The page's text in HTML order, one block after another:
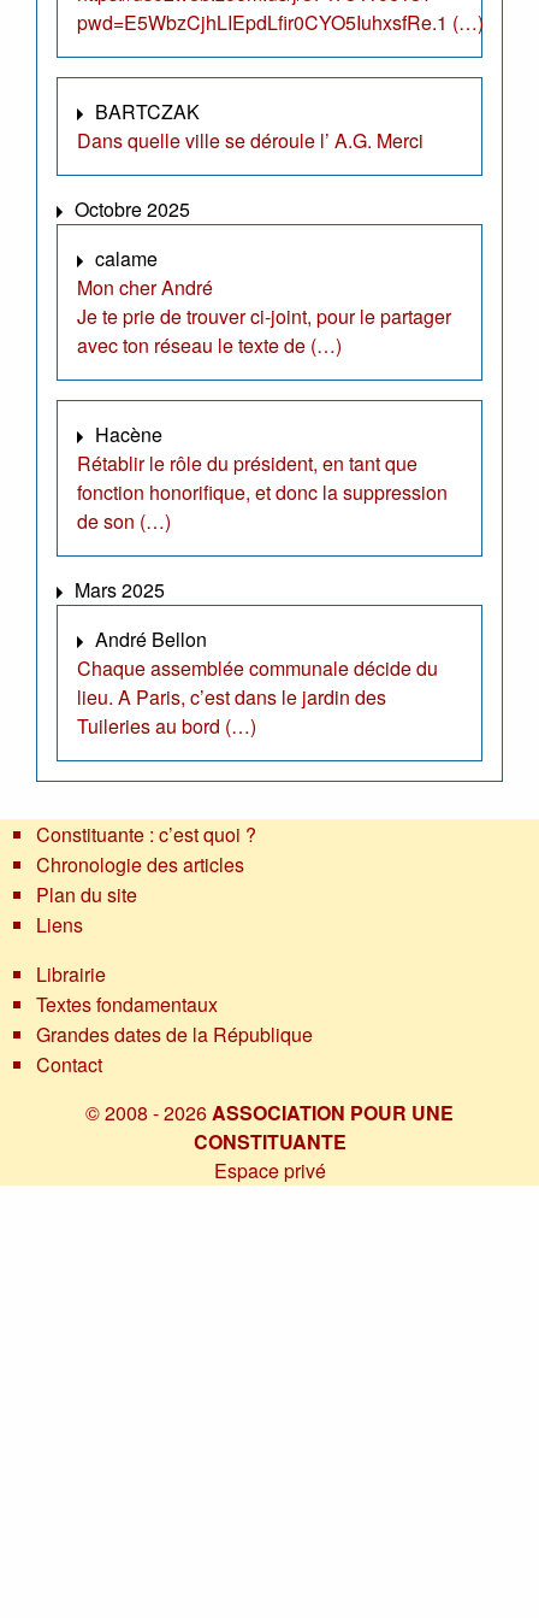
pwd=E5WbzCjhLIEpdLfir0CYO5IuhxsfRe.1 (…)
BARTCZAK
Dans quelle ville se déroule l’ A.G. Merci
Octobre 2025
calame
Mon cher André
Je te prie de trouver ci-joint, pour le partager
avec ton réseau le texte de (…)
Hacène
Rétablir le rôle du président, en tant que
fonction honorifique, et donc la suppression
de son (…)
Mars 2025
André Bellon
Chaque assemblée communale décide du
lieu. A Paris, c’est dans le jardin des
Tuileries au bord (…)
Constituante : c’est quoi ?
Chronologie des articles
Plan du site
Liens
Librairie
Textes fondamentaux
Grandes dates de la République
Contact
© 2008 - 2026ASSOCIATION POUR UNE
CONSTITUANTE
Espace privé